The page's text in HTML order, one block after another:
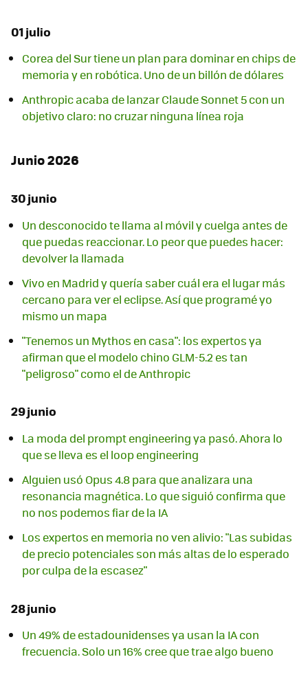
01 julio
Corea del Sur tiene un plan para dominar en chips de
memoria y en robótica. Uno de un billón de dólares
Anthropic acaba de lanzar Claude Sonnet 5 con un
objetivo claro: no cruzar ninguna línea roja
Junio 2026
30 junio
Un desconocido te llama al móvil y cuelga antes de
que puedas reaccionar. Lo peor que puedes hacer:
devolver la llamada
Vivo en Madrid y quería saber cuál era el lugar más
cercano para ver el eclipse. Así que programé yo
mismo un mapa
"Tenemos un Mythos en casa": los expertos ya
afirman que el modelo chino GLM-5.2 es tan
"peligroso" como el de Anthropic
29 junio
La moda del prompt engineering ya pasó. Ahora lo
que se lleva es el loop engineering
Alguien usó Opus 4.8 para que analizara una
resonancia magnética. Lo que siguió confirma que
no nos podemos fiar de la IA
Los expertos en memoria no ven alivio: "Las subidas
de precio potenciales son más altas de lo esperado
por culpa de la escasez"
28 junio
Un 49% de estadounidenses ya usan la IA con
frecuencia. Solo un 16% cree que trae algo bueno